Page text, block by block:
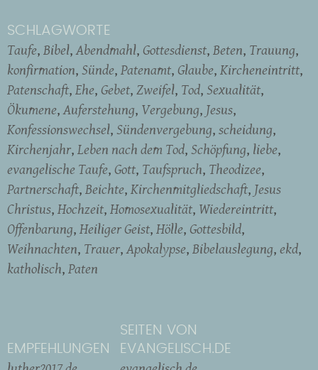
SCHLAGWORTE
Taufe Bibel Abendmahl Gottesdienst Beten Trauung
konfirmation Sünde Patenamt Glaube Kircheneintritt
Patenschaft Ehe Gebet Zweifel Tod Sexualität
Ökumene Auferstehung Vergebung Jesus
Konfessionswechsel Sündenvergebung scheidung
Kirchenjahr Leben nach dem Tod Schöpfung liebe
evangelische Taufe Gott Taufspruch Theodizee
Partnerschaft Beichte Kirchenmitgliedschaft Jesus
Christus Hochzeit Homosexualität Wiedereintritt
Offenbarung Heiliger Geist Hölle Gottesbild
Weihnachten Trauer Apokalypse Bibelauslegung ekd
katholisch Paten
EMPFEHLUNGEN
SEITEN VON
EVANGELISCH.DE